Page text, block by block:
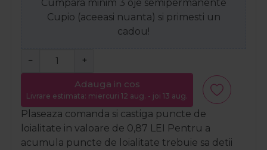
Cumpara minim 3 oje semipermanente
Cupio (aceeasi nuanta) si primesti un
cadou!
− +
Adauga in cos
Livrare estimata: miercuri 12 aug. - joi 13 aug.
Plaseaza comanda si castiga puncte de
loialitate in valoare de 0,87 LEI Pentru a
acumula puncte de loialitate trebuie sa detii